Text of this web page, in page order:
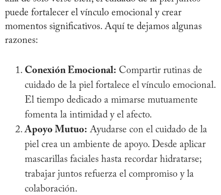
puede fortalecer el vínculo emocional y crear
momentos significativos. Aquí te dejamos algunas
razones:
Conexión Emocional: Compartir rutinas de
cuidado de la piel fortalece el vínculo emocional.
El tiempo dedicado a mimarse mutuamente
fomenta la intimidad y el afecto.
Apoyo Mutuo: Ayudarse con el cuidado de la
piel crea un ambiente de apoyo. Desde aplicar
mascarillas faciales hasta recordar hidratarse;
trabajar juntos refuerza el compromiso y la
colaboración.